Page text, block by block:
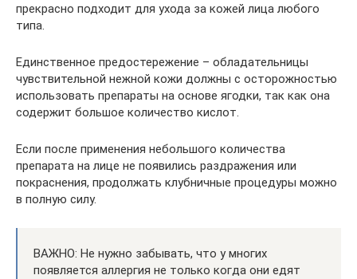
прекрасно подходит для ухода за кожей лица любого
типа.
Единственное предостережение – обладательницы
чувствительной нежной кожи должны с осторожностью
использовать препараты на основе ягодки, так как она
содержит большое количество кислот.
Если после применения небольшого количества
препарата на лице не появились раздражения или
покраснения, продолжать клубничные процедуры можно
в полную силу.
ВАЖНО: Не нужно забывать, что у многих
появляется аллергия не только когда они едят